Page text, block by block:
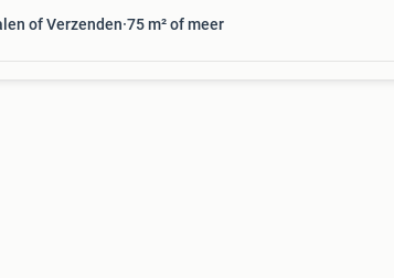
of Verzenden 75 m² of meer